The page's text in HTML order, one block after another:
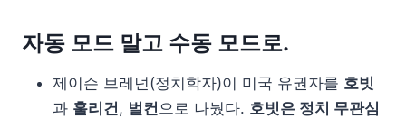
자동 모드 말고 수동 모드로.
제이슨 브레넌(정치학자)이 미국 유권자를 호빗
과 훌리건, 벌컨으로 나눴다. 호빗은 정치 무관심